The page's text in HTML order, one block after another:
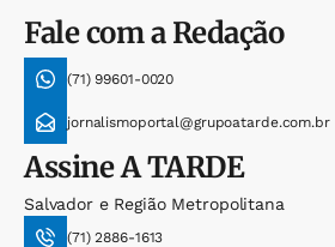
Fale com a Redação
(71) 99601-0020
jornalismoportal@grupoatarde.com.br
AssineA TARDE
Salvador e Região Metropolitana
(71) 2886-1613